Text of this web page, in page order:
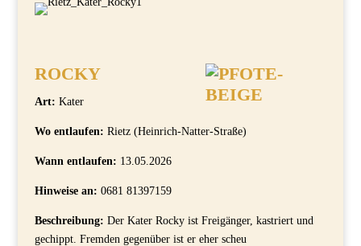
ROCKY
Art: Kater
Wo entlaufen: Rietz (Heinrich-Natter-Straße)
Wann entlaufen: 13.05.2026
Hinweise an: 0681 81397159
Beschreibung: Der Kater Rocky ist Freigänger, kastriert und
gechippt. Fremden gegenüber ist er eher scheu